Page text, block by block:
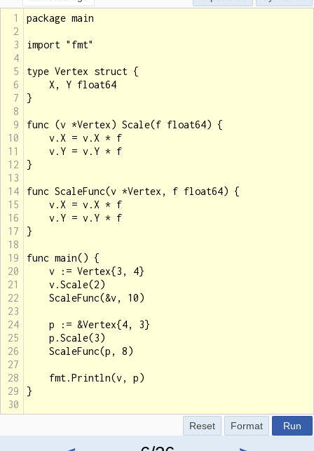
1
package main
2
3
import "fmt"
4
5
type Vertex struct {
6
X, Y float64
7
}
8
9
func (v *Vertex) Scale(f float64) {
10
v.X = v.X * f
11
v.Y = v.Y * f
12
}
13
14
func ScaleFunc(v *Vertex, f float64) {
15
v.X = v.X * f
16
v.Y = v.Y * f
17
}
18
19
func main() {
20
v := Vertex{3, 4}
21
v.Scale(2)
22
ScaleFunc(&v, 10)
23
24
p := &Vertex{4, 3}
25
p.Scale(3)
26
ScaleFunc(p, 8)
27
28
fmt.Println(v, p)
29
}
30
Run
Format
Reset